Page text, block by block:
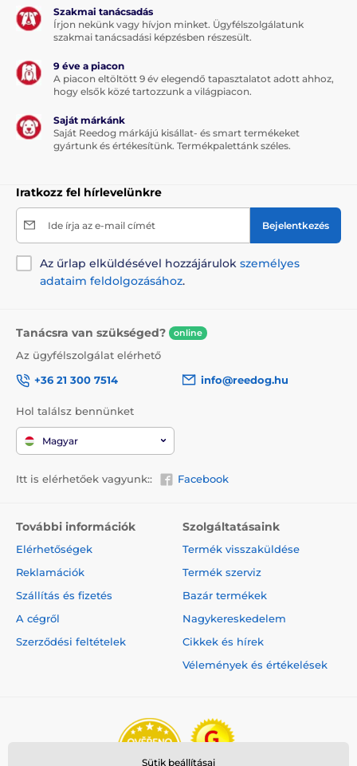
Szakmai tanácsadás
Írjon nekünk vagy hívjon minket. Ügyfélszolgálatunk
szakmai tanácsadási képzésben részesült.
9 éve a piacon
A piacon eltöltött 9 év elegendő tapasztalatot adott ahhoz,
hogy elsők közé tartozzunk a világpiacon.
Saját márkánk
Saját Reedog márkájú kisállat- és smart termékeket
gyártunk és értékesítünk. Termékpalettánk széles.
Iratkozz fel hírlevelünkre
Ide írja az e-mail címét Bejelentkezés
Az űrlap elküldésével hozzájárulok személyes
adataim feldolgozásához.
Tanácsra van szükséged? online
Az ügyfélszolgálat elérhető
+36 21 300 7514
info@reedog.hu
Hol találsz bennünket
Magyar
Itt is elérhetőek vagyunk:: Facebook
További információk
Elérhetőségek
Reklamációk
Szállítás és fizetés
A cégről
Szerződési feltételek
Szolgáltatásaink
Termék visszaküldése
Termék szerviz
Bazár termékek
Nagykereskedelem
Cikkek és hírek
Vélemények és értékelések
Sütik beállításai